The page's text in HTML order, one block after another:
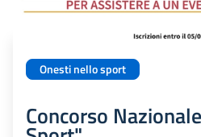
Onesti nello sport
Concorso